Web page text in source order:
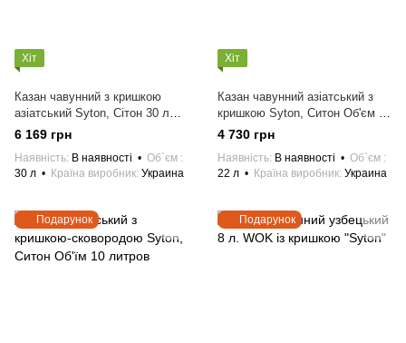
Хіт
Казан чавунний з кришкою
азіатський Syton, Сітон 30 л
Кз30ч
6 169 грн
Наявність В наявності
Об`єм
30 л
Країна виробник Украина
Хіт
Казан чавунний азіатський з
кришкою Syton, Ситон Об'єм 22
л
4 730 грн
Наявність В наявності
Об`єм
22 л
Країна виробник Украина
Подарунок Подарунок